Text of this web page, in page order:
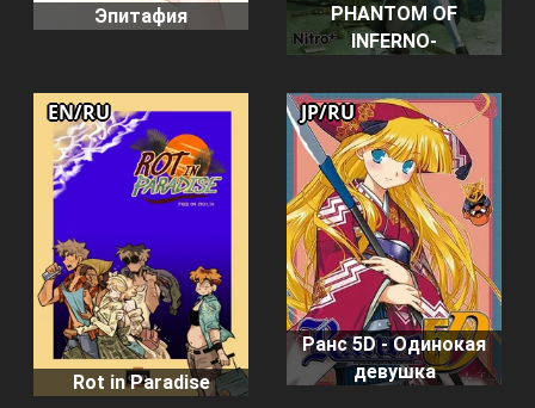
Эпитафия
PHANTOM OF
INFERNO-
Rot in Paradise
EN/RU
Ранс 5D - Одинокая
девушка
JP/RU